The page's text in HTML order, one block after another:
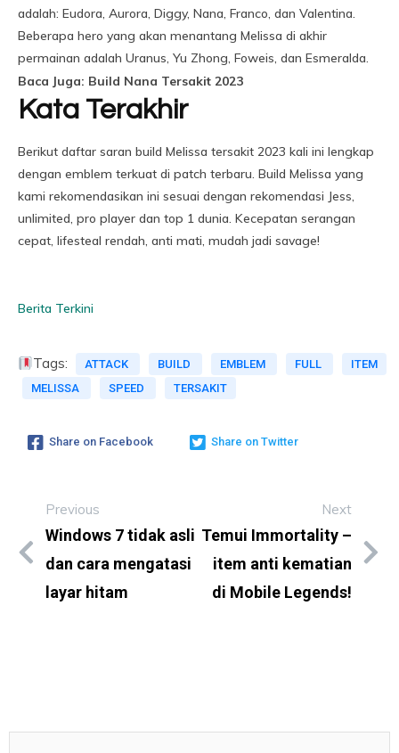
adalah: Eudora, Aurora, Diggy, Nana, Franco, dan Valentina.
Beberapa hero yang akan menantang Melissa di akhir
permainan adalah Uranus, Yu Zhong, Foweis, dan Esmeralda.
Baca Juga: Build Nana Tersakit 2023
Kata Terakhir
Berikut daftar saran build Melissa tersakit 2023 kali ini lengkap
dengan emblem terkuat di patch terbaru. Build Melissa yang
kami rekomendasikan ini sesuai dengan rekomendasi Jess,
unlimited, pro player dan top 1 dunia. Kecepatan serangan
cepat, lifesteal rendah, anti mati, mudah jadi savage!
Berita Terkini
Tags: ATTACK BUILD EMBLEM FULL
ITEM
MELISSA
SPEED TERSAKIT
Share on Facebook Share on Twitter
Previous
Windows 7 tidak asli
dan cara mengatasi
layar hitam
Next
Temui Immortality –
item anti kematian
di Mobile Legends!